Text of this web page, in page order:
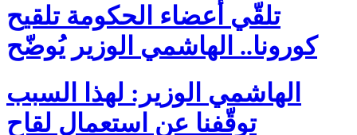
تلقّي أعضاء الحكومة تلقيح
كورونا.. الهاشمي الوزير يُوضّح
الهاشمي الوزير: لهذا السبب
توقّفنا عن استعمال لقاح